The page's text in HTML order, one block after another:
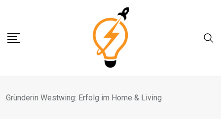
content
Gründerin Westwing: Erfolg im Home & Living